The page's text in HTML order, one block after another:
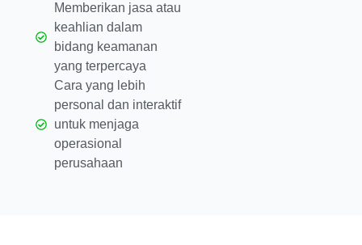
Memberikan jasa atau
keahlian dalam
bidang keamanan
yang terpercaya
Cara yang lebih
personal dan interaktif
untuk menjaga
operasional
perusahaan​